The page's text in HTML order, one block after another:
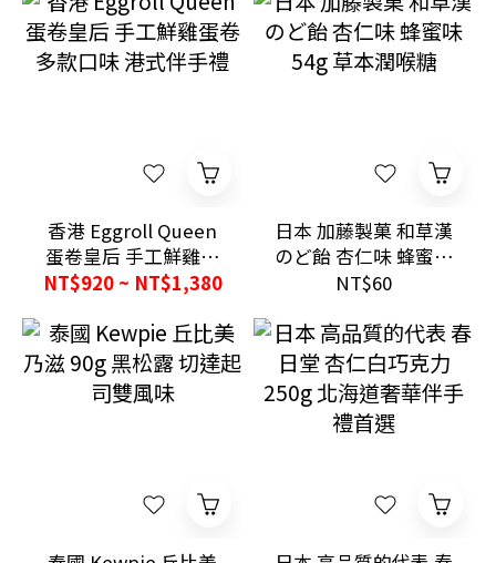
香港 Eggroll Queen
蛋卷皇后 手工鮮雞蛋
卷 多款口味 港式伴手
NT$920 ~ NT$1,380
日本 加藤製菓 和草漢
のど飴 杏仁味 蜂蜜味
54g 草本潤喉糖
NT$60